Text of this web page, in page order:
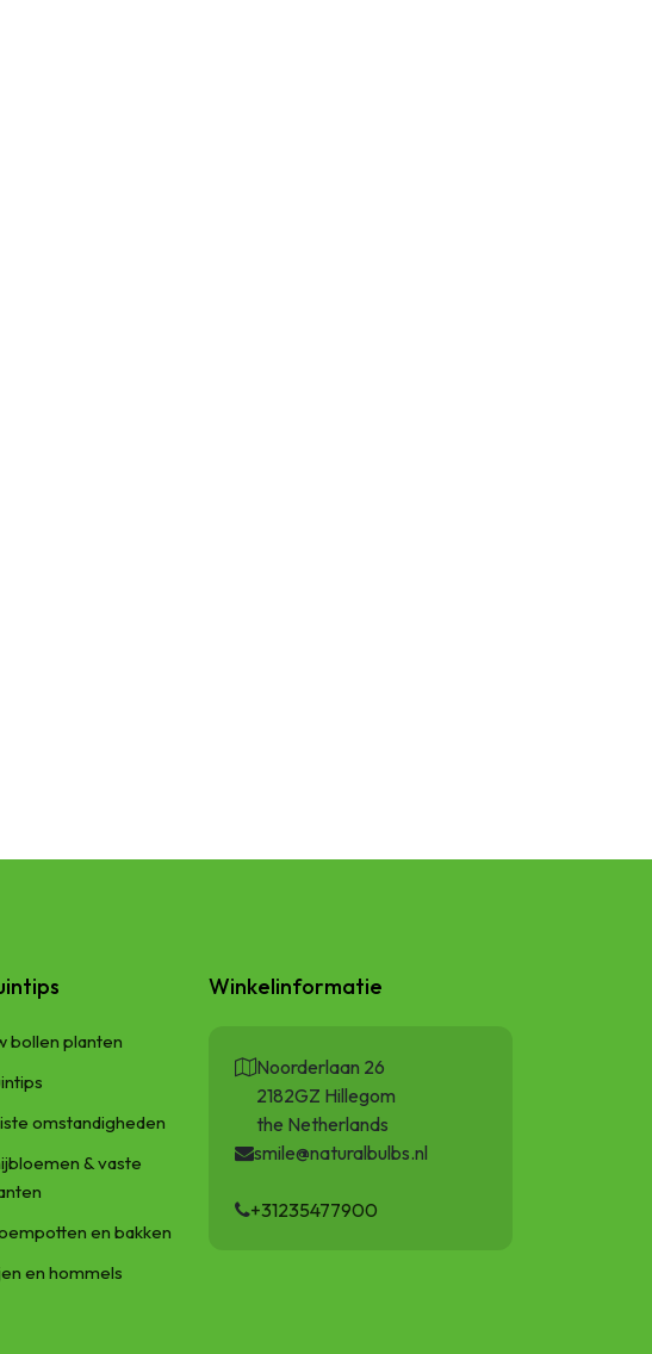
bollen planten
omstandigheden
& vaste
en bakken
en hommels
Winkelinformatie
Noorderlaan 26
2182GZ Hillegom
the Netherlands
smile@naturalbulbs.nl
+31235477900